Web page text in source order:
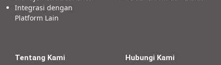
Integrasi dengan
Platform Lain
Tentang Kami Hubungi Kami